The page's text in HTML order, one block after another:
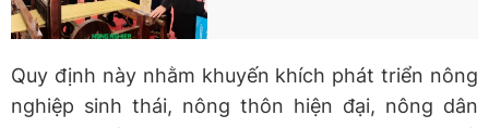
Quy định này nhằm khuyến khích phát triển nông
nghiệp sinh thái, nông thôn hiện đại, nông dân